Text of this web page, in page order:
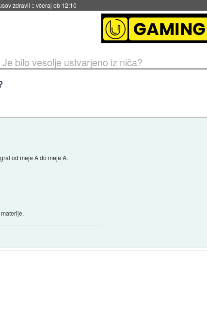
dve leti::včeraj ob 11:37
Je bilo vesolje ustvarjeno iz niča?
od meje A do meje A.